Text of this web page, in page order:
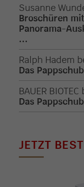
Susanne
Broschüren mit
Panorama-
...
Ralph Hadem
Das
BAUER BIOTEC
Das
JETZT